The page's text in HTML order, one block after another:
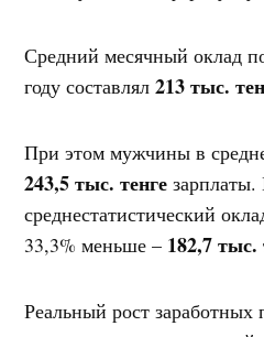
Средний месячный оклад
году составлял 213 тыс.
При этом мужчины в
243,5 тыс. тенге
среднестатистический
33,3% меньше – 182,7 тыс.
Реальный рост заработных